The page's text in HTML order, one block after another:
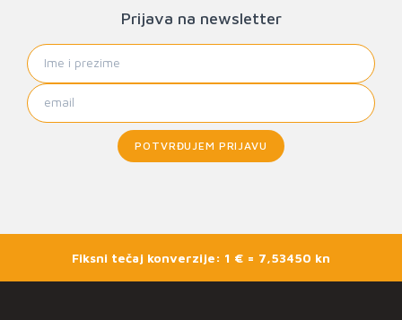
Prijava na newsletter
POTVRĐUJEM PRIJAVU
Fiksni tečaj konverzije: 1 € = 7,53450 kn